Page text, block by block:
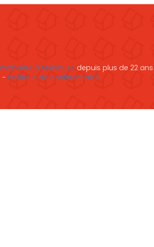
à Mulhouse depuis plus de 22 ans
- Politique de confidentialité